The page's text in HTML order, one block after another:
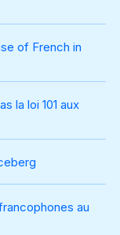
of French in
la loi 101 aux
au